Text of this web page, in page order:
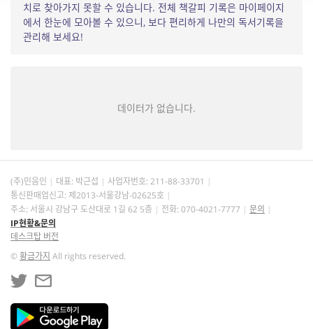
치로 찾아가지 못할 수 있습니다. 전체 책갈피 기록은 마이페이지
에서 한눈에 모아볼 수 있으니, 보다 편리하게 나만의 독서기록을
관리해 보세요!
데이터가 없습니다.
(주)민음인 대표: 박근섭 사업자번호: 211-88-33701
통신판매업신고: 제2013-서울강남-02625호
주소: 서울시 강남구 도산대로 1길 62 5층
전화: 070-4021-7777
문의
IP현황&문의
데스크탑 버전
©황금가지 All rights reserved.